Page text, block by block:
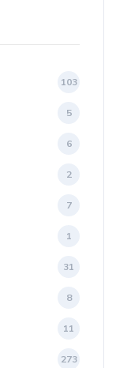
103
5
6
2
7
1
31
8
11
273